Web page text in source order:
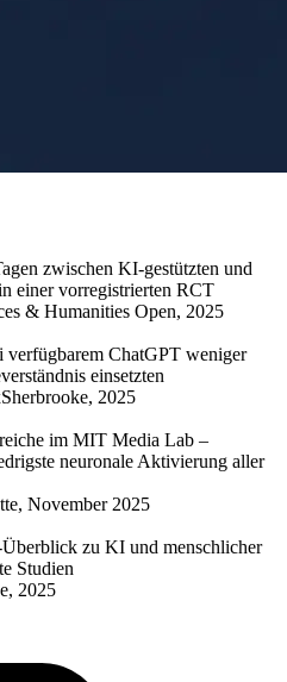
zwischen KI-gestützten und
einer vorregistrierten RCT
& Humanities Open, 2025
verfügbarem ChatGPT weniger
einsetzten
2025
im MIT Media Lab –
neuronale Aktivierung aller
November 2025
Überblick zu KI und menschlicher
Studien
2025